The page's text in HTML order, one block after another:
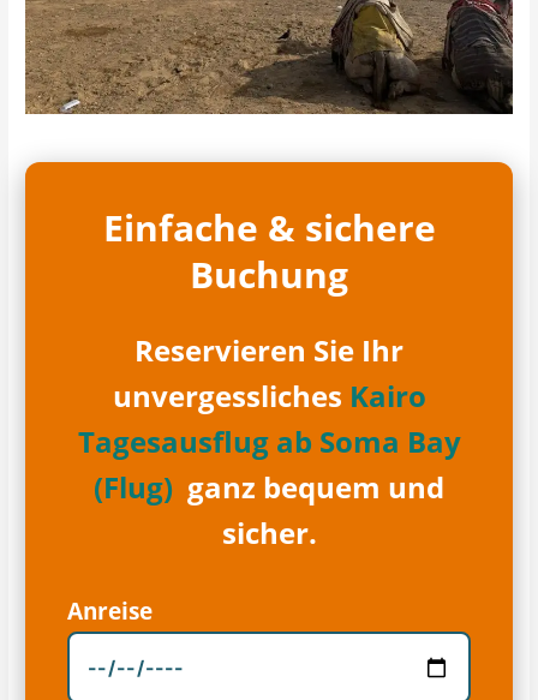
Einfache & sichere
Buchung
Reservieren Sie Ihr
unvergessliches Kairo
Tagesausflug ab Soma Bay
(Flug) ganz bequem und
sicher.
Anreise